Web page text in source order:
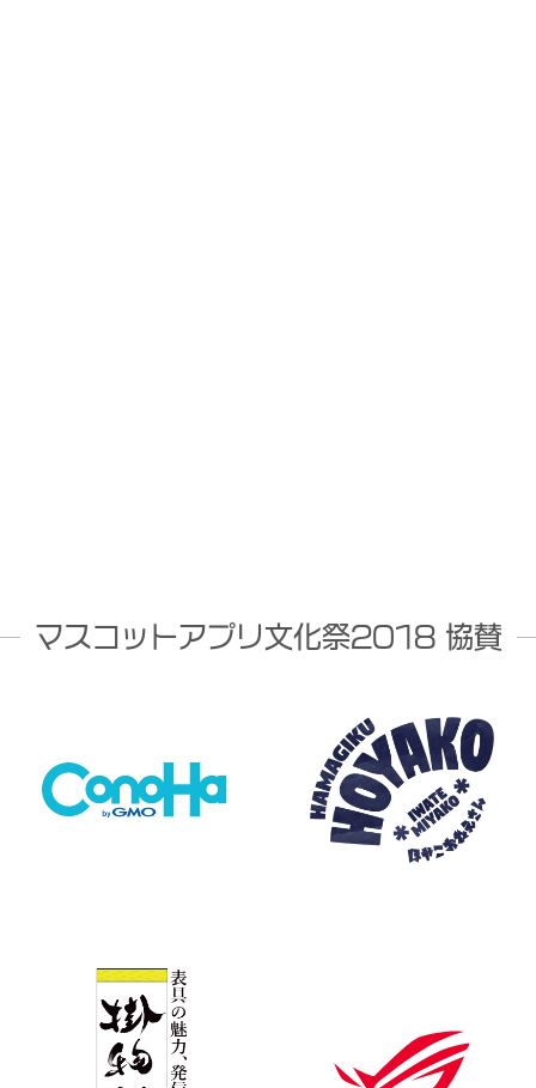
マスコットアプリ文化祭2018 協賛